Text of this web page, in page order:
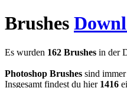
Brushes
Es wurden 162 Brushes in der
Photoshop Brushes sind
Insgesamt findest du hier 1416